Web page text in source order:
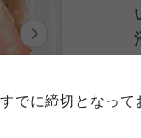
でに締切となっ
用規約・
ープきんき事業
なお、クチコミ
報保護方
ープきんき事業
報保護方針」に
方針」について
法に基づ
ープきんき事業
ついては各生協